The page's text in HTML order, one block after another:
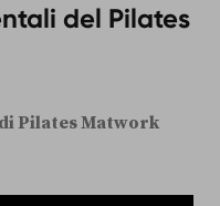
del Pilates
Pilates Matwork